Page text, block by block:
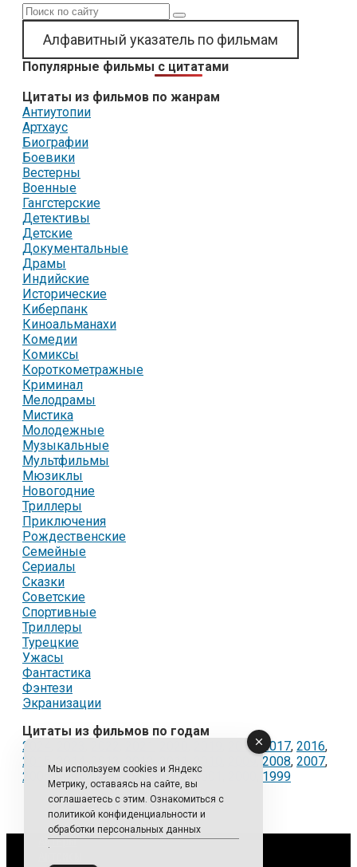
Поиск:
Алфавитный указатель по фильмам
Популярные фильмы с цитатами
Цитаты из фильмов по жанрам
Антиутопии
Артхаус
Биографии
Боевики
Вестерны
Военные
Гангстерские
Детективы
Детские
Документальные
Драмы
Индийские
Исторические
Киберпанк
Киноальманахи
Комедии
Комиксы
Короткометражные
Криминал
Мелодрамы
Мистика
Молодежные
Музыкальные
Мультфильмы
Мюзиклы
Новогодние
Триллеры
Приключения
Рождественские
Семейные
Сериалы
Сказки
Советские
Спортивные
Триллеры
Турецкие
Ужасы
Фантастика
Фэнтези
Экранизации
Цитаты из фильмов по годам
2024
2018, 2017, 2016,
2015 , 2012 2011 2008, 2007,
2006,2005,2004 ,2003, 2002,2001 1999
Актеры
Мы используем cookies и Яндекс
Метрику, оставаясь на сайте, вы
соглашаетесь с этим. Ознакомиться с
политикой конфиденциальности и
обработки персональных данных
.